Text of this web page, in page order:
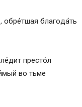
об­ре́т­шая бла­го­да́ть
престо́л
во тьме